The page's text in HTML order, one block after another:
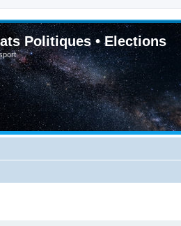
Politiques • Elections